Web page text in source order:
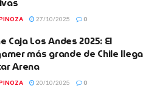
27/10/2025 0
Caja Los Andes 2025: El
más grande de Chile llega
Arena
20/10/2025 0